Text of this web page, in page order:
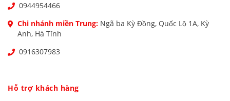
0944954466
Chi nhánh miền Trung: Ngã ba Kỳ Đồng, Quốc Lộ 1A, Kỳ
Anh, Hà Tĩnh
0916307983
Hỗ trợ khách hàng